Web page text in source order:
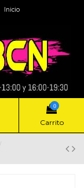
Inicio
0
Carrito